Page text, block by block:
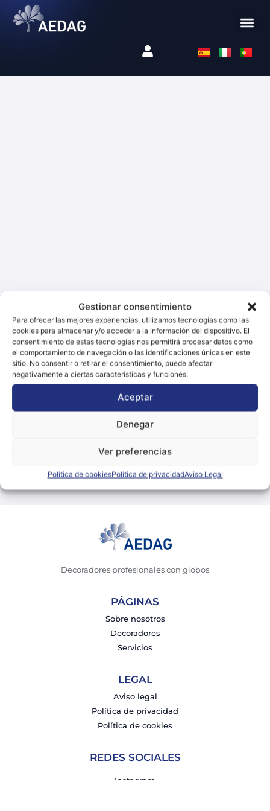
Gestionar consentimiento
Para ofrecer las mejores experiencias, utilizamos tecnologías como las
cookies para almacenar y/o acceder a la información del dispositivo. El
consentimiento de estas tecnologías nos permitirá procesar datos como
el comportamiento de navegación o las identificaciones únicas en este
sitio. No consentir o retirar el consentimiento, puede afectar
negativamente a ciertas características y funciones.
Aceptar
Denegar
Ver preferencias
Política de cookiesPolítica de privacidadAviso Legal
Decoradores profesionales con globos
PÁGINAS
Sobre nosotros
Decoradores
Servicios
LEGAL
Aviso legal
Política de privacidad
Política de cookies
REDES SOCIALES
Instagram